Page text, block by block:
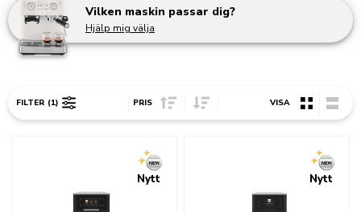
Vilken maskin passar dig?
Hjälp mig välja
FILTER (1) PRIS Sort Price ascending
Sort Price descending
VISA
Nytt Nytt